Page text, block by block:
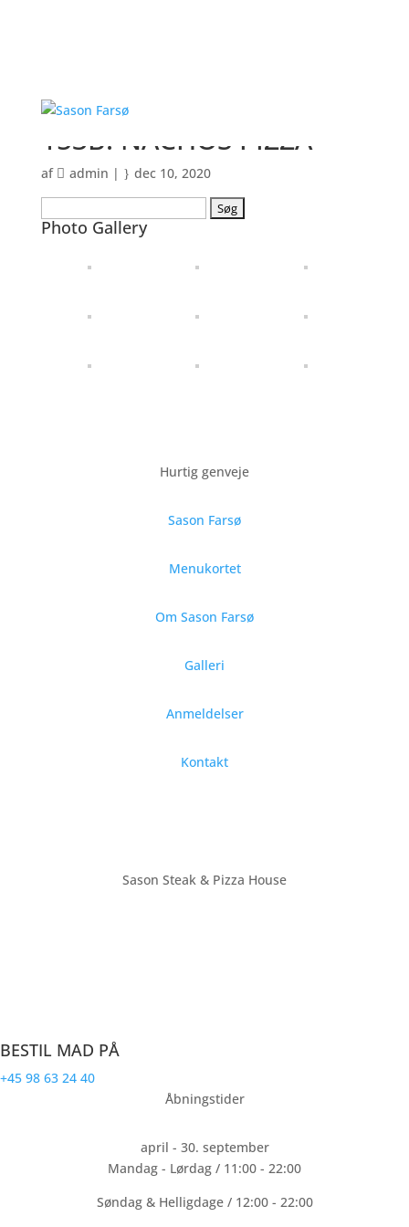
153B. NACHOS PIZZA
af admin |
dec 10, 2020
efter:
Photo Gallery
Hurtig genveje
Sason Farsø
Menukortet
Om Sason Farsø
Galleri
Anmeldelser
Kontakt
Sason Steak & Pizza House
BESTIL MAD PÅ
+45 98 63 24 40
Åbningstider
april - 30. september
Mandag - Lørdag / 11:00 - 22:00
Søndag & Helligdage / 12:00 - 22:00